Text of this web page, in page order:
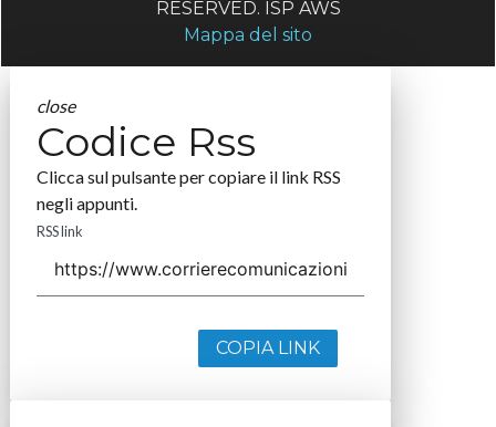
RESERVED. ISP AWS
Mappa del sito
close
Codice Rss
Clicca sul pulsante per copiare il link RSS
negli appunti.
RSS link
COPIA LINK